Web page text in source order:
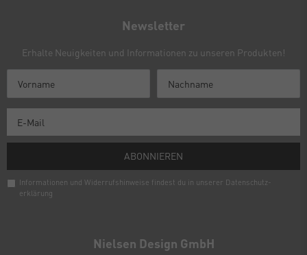
Nielsen Design GmbH
Newsletter
Erhalte Neuigkeiten und Informationen zu unseren Produkten!
ABONNIEREN
Informationen und Widerrufshinweise findest du in unserer Daten­schutz­
erklärung